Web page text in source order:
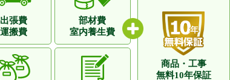
出張費
運搬費
部材費
室内養生費
商品・工事
無料10年保証